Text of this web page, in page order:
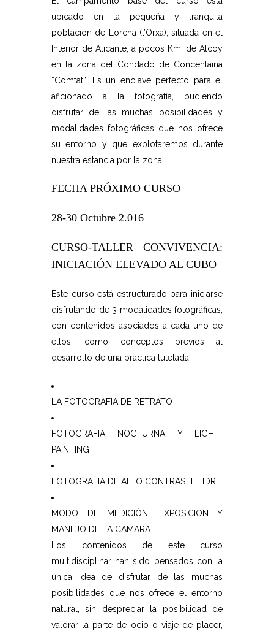
ubicado en la pequeña y tranquila
población de Lorcha (l’Orxa), situada en el
Interior de Alicante, a pocos Km. de Alcoy
en la zona del Condado de Concentaina
“Comtat”. Es un enclave perfecto para el
aficionado a la fotografía, pudiendo
disfrutar de las muchas posibilidades y
modalidades fotográficas que nos ofrece
su entorno y que explotaremos durante
nuestra estancia por la zona.
FECHA PRÓXIMO CURSO
28-30 Octubre 2.016
CURSO-TALLER CONVIVENCIA:
INICIACIÓN ELEVADO AL CUBO
Este curso está estructurado para iniciarse
disfrutando de 3 modalidades fotográficas,
con contenidos asociados a cada uno de
ellos, como conceptos previos al
desarrollo de una práctica tutelada.
LA FOTOGRAFIA DE RETRATO
FOTOGRAFIA NOCTURNA Y LIGHT-
PAINTING
FOTOGRAFIA DE ALTO CONTRASTE HDR
MODO DE MEDICIÓN, EXPOSICIÓN Y
MANEJO DE LA CAMARA
Los contenidos de este curso
multidisciplinar han sido pensados con la
única idea de disfrutar de las muchas
posibilidades que nos ofrece el entorno
natural, sin despreciar la posibilidad de
valorar la parte de ocio o viaje de placer,